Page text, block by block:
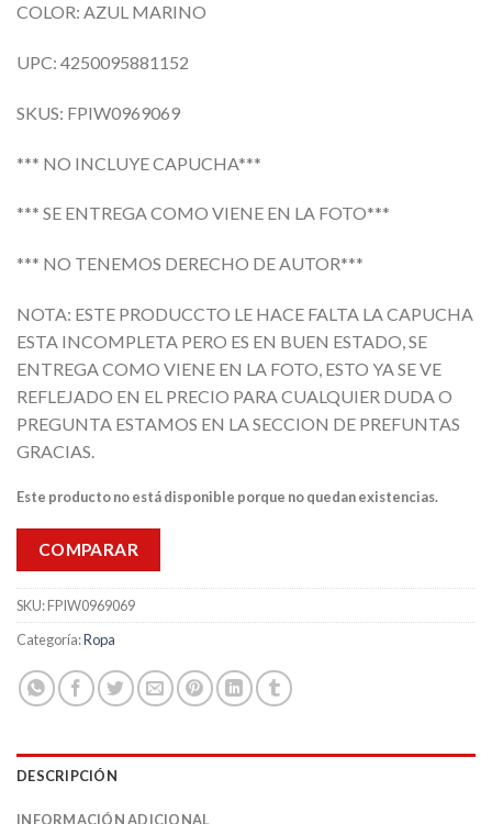
COLOR: AZUL MARINO
UPC: 4250095881152
SKUS: FPIW0969069
*** NO INCLUYE CAPUCHA***
*** SE ENTREGA COMO VIENE EN LA FOTO***
*** NO TENEMOS DERECHO DE AUTOR***
NOTA: ESTE PRODUCCTO LE HACE FALTA LA CAPUCHA
ESTA INCOMPLETA PERO ES EN BUEN ESTADO, SE
ENTREGA COMO VIENE EN LA FOTO, ESTO YA SE VE
REFLEJADO EN EL PRECIO PARA CUALQUIER DUDA O
PREGUNTA ESTAMOS EN LA SECCION DE PREFUNTAS
GRACIAS.
Este producto no está disponible porque no quedan existencias.
COMPARAR
SKU:FPIW0969069
Categoría:Ropa
DESCRIPCIÓN
INFORMACIÓN ADICIONAL